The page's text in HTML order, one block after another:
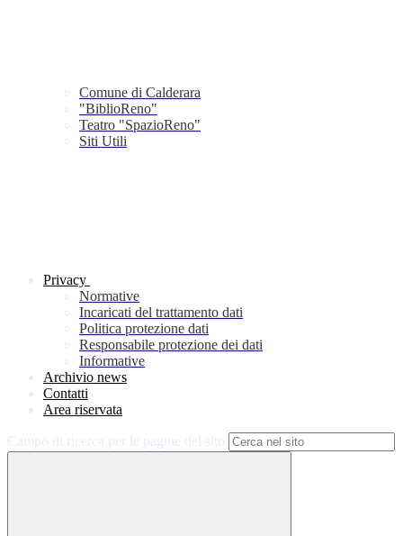
Comune di Calderara
"BiblioReno"
Teatro "SpazioReno"
Siti Utili
Privacy
Normative
Incaricati del trattamento dati
Politica protezione dati
Responsabile protezione dei dati
Informative
Archivio news
Contatti
Area riservata